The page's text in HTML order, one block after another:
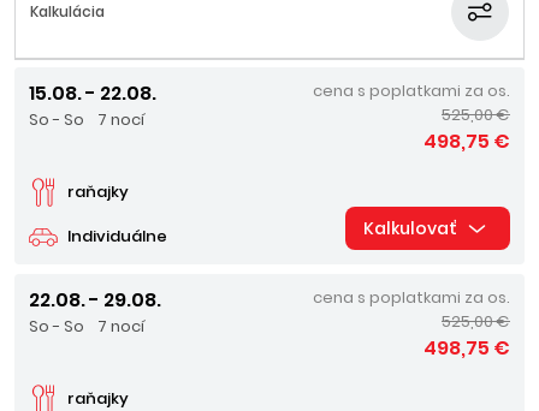
Kalkulácia
15.08. - 22.08.
So - So 7 nocí
Individuálne
raňajky
cena s poplatkami za os.
525,00 €
498,75 €
Kalkulovať
22.08. - 29.08.
So - So 7 nocí
raňajky
cena s poplatkami za os.
525,00 €
498,75 €